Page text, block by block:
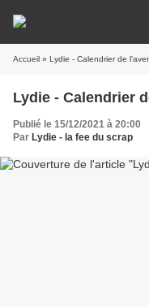
Accueil » Lydie - Calendrier de
Lydie - Calendrier
Publié le 15/12/2021 à 20:00
Par Lydie - la fee du scrap